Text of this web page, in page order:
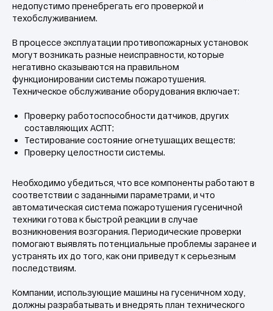
недопустимо пренебрегать его проверкой и
техобслуживанием.
В процессе эксплуатации противопожарных установок
могут возникать разные неисправности, которые
негативно сказываются на правильном
функционировании системы пожаротушения.
Техническое обслуживание оборудования включает:
Проверку работоспособности датчиков, других
составляющих АСПТ;
Тестирование состояние огнетушащих веществ;
Проверку целостности системы.
Необходимо убедиться, что все компоненты работают в
соответствии с заданными параметрами, и что
автоматическая система пожаротушения гусеничной
техники готова к быстрой реакции в случае
возникновения возгорания. Периодические проверки
помогают выявлять потенциальные проблемы заранее и
устранять их до того, как они приведут к серьезным
последствиям.
Компании, использующие машины на гусеничном ходу,
должны разрабатывать и внедрять план технического
© 2025 ООО «Пожтехпром»